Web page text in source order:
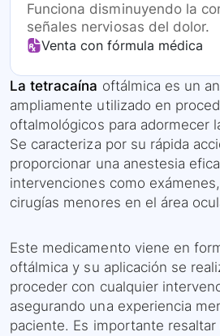
Funciona disminuyendo la
señales nerviosas del dolor.
Venta con fórmula médica
La tetracaína oftálmica es un
ampliamente utilizado en
oftalmológicos para adormecer
Se caracteriza por su rápida
proporcionar una anestesia
intervenciones como
cirugías menores en el área
Este medicamento viene en
oftálmica y su aplicación se
proceder con cualquier
asegurando una experiencia
paciente. Es importante